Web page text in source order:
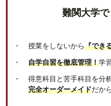
難関大学で
授業をしないから『でき
自学自習を徹底管理！学
得意科目と苦手科目を分
完全オーダーメイドだか